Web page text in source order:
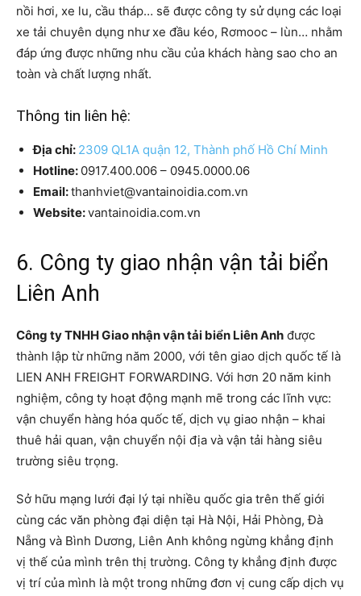
nồi hơi, xe lu, cầu tháp… sẽ được công ty sử dụng các loại
xe tải chuyên dụng như xe đầu kéo, Rơmooc – lùn… nhằm
đáp ứng được những nhu cầu của khách hàng sao cho an
toàn và chất lượng nhất.
Thông tin liên hệ:
Địa chỉ: 2309 QL1A quận 12, Thành phố Hồ Chí Minh
Hotline: 0917.400.006 – 0945.0000.06
Email:thanhviet@vantainoidia.com.vn
Website:vantainoidia.com.vn
6. Công ty giao nhận vận tải biển
Liên Anh
Công ty TNHH Giao nhận vận tải biển Liên Anh được
thành lập từ những năm 2000, với tên giao dịch quốc tế là
LIEN ANH FREIGHT FORWARDING. Với hơn 20 năm kinh
nghiệm, công ty hoạt động mạnh mẽ trong các lĩnh vực:
vận chuyển hàng hóa quốc tế, dịch vụ giao nhận – khai
thuê hải quan, vận chuyển nội địa và vận tải hàng siêu
trường siêu trọng.
Sở hữu mạng lưới đại lý tại nhiều quốc gia trên thế giới
cùng các văn phòng đại diện tại Hà Nội, Hải Phòng, Đà
Nẵng và Bình Dương, Liên Anh không ngừng khẳng định
vị thế của mình trên thị trường. Công ty khẳng định được
vị trí của mình là một trong những đơn vị cung cấp dịch vụ